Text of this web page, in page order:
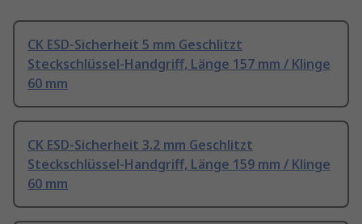
CK ESD-Sicherheit 5 mm Geschlitzt
Steckschlüssel-Handgriff, Länge 157 mm / Klinge
60 mm
CK ESD-Sicherheit 3.2 mm Geschlitzt
Steckschlüssel-Handgriff, Länge 159 mm / Klinge
60 mm